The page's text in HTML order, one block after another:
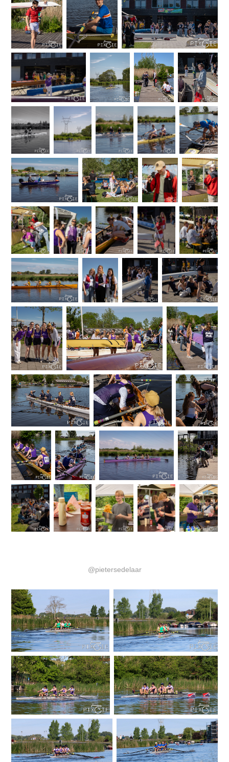
@pietersedelaar